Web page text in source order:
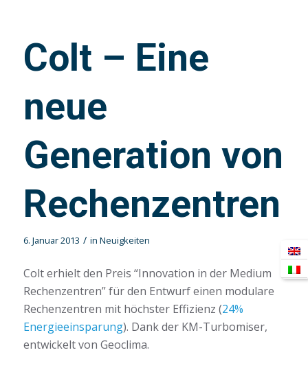
Colt – Eine
neue
Generation von
Rechenzentren
6. Januar 2013 / in Neuigkeiten
Colt erhielt den Preis “Innovation in der Medium
Rechenzentren” für den Entwurf einen modulare
Rechenzentren mit höchster Effizienz (24%
Energieeinsparung). Dank der KM-Turbomiser,
entwickelt von Geoclima.